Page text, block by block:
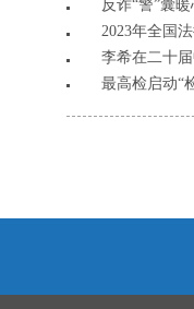
反诈“警”囊
2023年全国
李希在二十
最高检启动“